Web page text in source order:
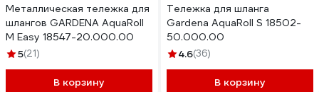
Металлическая тележка для
шлангов GARDENA AquaRoll
M Easy 18547-20.000.00
5(21)
В корзину
Тележка для шланга
Gardena AquaRoll S 18502-
50.000.00
4.6(36)
В корзину